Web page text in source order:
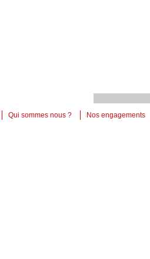
Qui sommes nous ? Nos engagements